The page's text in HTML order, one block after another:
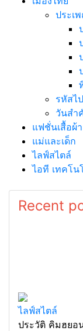
ประเ
รหัสไ
วันสำ
แฟชั่นเสื้อผ้า
แม่และเด็ก
ไลฟ์สไตล์
ไอที เทคโน
Recent
ไลฟ์สไตล์
ประวัติ คิมฮยอ